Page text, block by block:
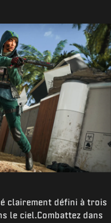
clairement défini à trois
le ciel.Combattez dans